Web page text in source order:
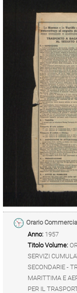
Orario
Anno: 1957
Titolo Volume:
SERVIZI
SECONDARIE -
MARITTIMA E
PER IL